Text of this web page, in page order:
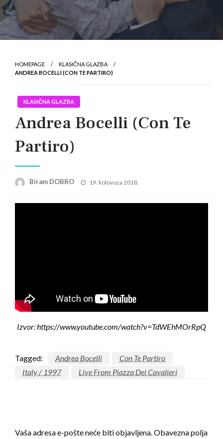
HOMEPAGE
KLASIČNA GLAZBA
ANDREA BOCELLI (CON TE PARTIRO)
KLASIČNA GLAZBA
Andrea Bocelli (Con Te
Partiro)
Biram DOBRO
Posted
19. kolovoza 2018.
Izvor: https://www.youtube.com/watch?v=TdWEhMOrRpQ
Tagged: Andrea Bocelli
Con Te Partiro
Italy / 1997
Live From Piazza Dei Cavalieri
Vaša adresa e-pošte neće biti objavljena. Obavezna polja